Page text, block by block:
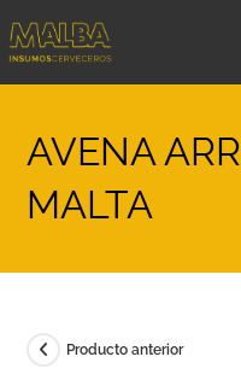
AVENA
MALTA
Producto anterior